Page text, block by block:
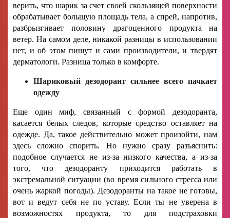
верить, что шарик за счет своей скользящей поверхности
обрабатывает большую площадь тела, а спрей, напротив,
разбрызгивает половину драгоценного продукта на
ветер. На самом деле, никакой разницы в использовании
нет, и об этом пишут и сами производители, и твердят
дерматологи. Разница только в комфорте.
Шариковый дезодорант сильнее всего пачкает
одежду
Еще один миф, связанный с формой дезодоранта,
касается белых следов, которые средство оставляет на
одежде. Да, такое действительно может произойти, нам
здесь сложно спорить. Но нужно сразу разъяснить:
подобное случается не из-за низкого качества, а из-за
того, что дезодоранту приходится работать в
экстремальной ситуации (во время сильного стресса или
очень жаркой погоды). Дезодоранты на такое не готовы,
вот и ведут себя не по уставу. Если ты не уверена в
возможностях продукта, то для подстраховки